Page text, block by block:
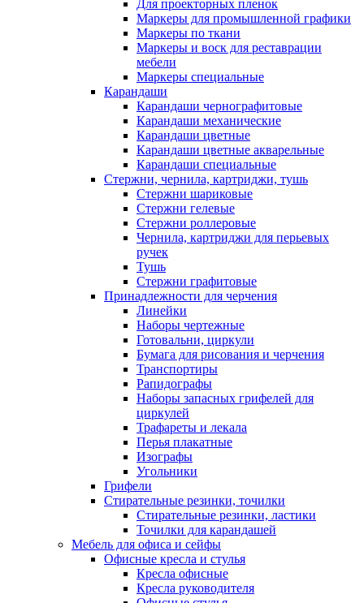
Для проекторных пленок
Маркеры для промышленной графики
Маркеры по ткани
Маркеры и воск для реставрации
мебели
Маркеры специальные
Карандаши
Карандаши чернографитовые
Карандаши механические
Карандаши цветные
Карандаши цветные акварельные
Карандаши специальные
Стержни, чернила, картриджи, тушь
Стержни шариковые
Стержни гелевые
Стержни роллеровые
Чернила, картриджи для перьевых
ручек
Тушь
Стержни графитовые
Принадлежности для черчения
Линейки
Наборы чертежные
Готовальни, циркули
Бумага для рисования и черчения
Транспортиры
Рапидографы
Наборы запасных грифелей для
циркулей
Трафареты и лекала
Перья плакатные
Изографы
Угольники
Грифели
Стирательные резинки, точилки
Стирательные резинки, ластики
Точилки для карандашей
Мебель для офиса и сейфы
Офисные кресла и стулья
Кресла офисные
Кресла руководителя